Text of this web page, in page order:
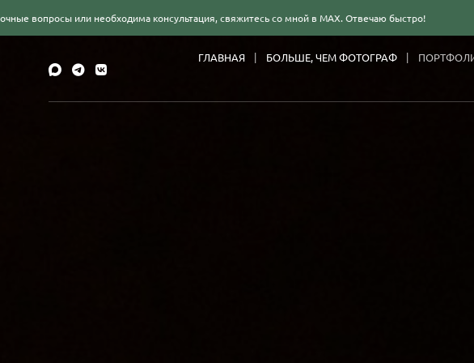
ГЛАВНАЯ БОЛЬШЕ, ЧЕМ ФОТОГРАФ
необходима консультация, свяжитесь со мной в MAX. Отвечаю быстро!